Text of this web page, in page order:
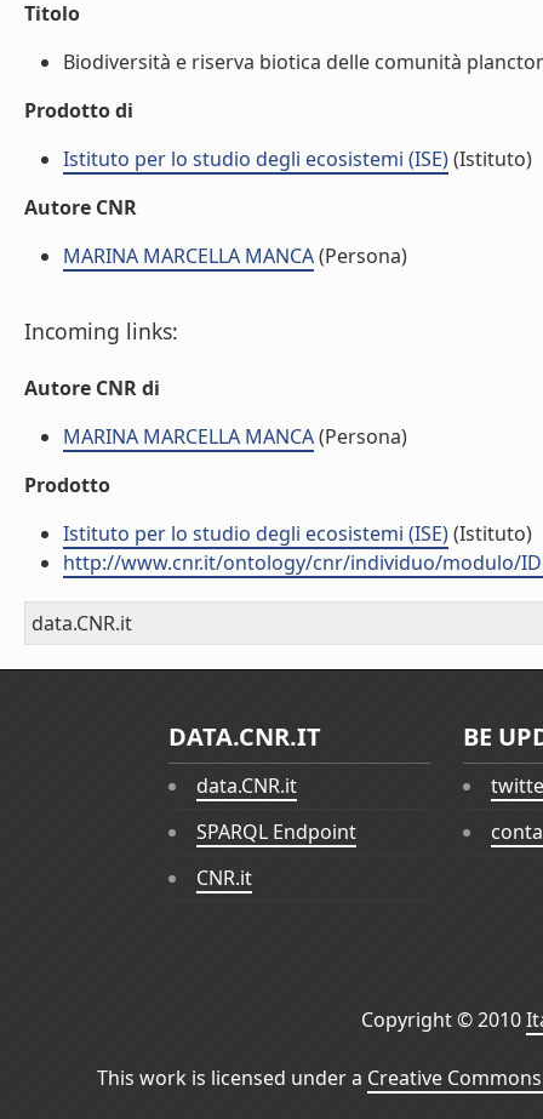
Titolo
Biodiversità e riserva biotica delle comunità
Prodotto di
Istituto per lo studio degli ecosistemi (ISE)(Istituto)
Autore CNR
MARINA MARCELLA MANCA(Persona)
Incoming links:
Autore CNR di
MARINA MARCELLA MANCA(Persona)
Prodotto
Istituto per lo studio degli ecosistemi (ISE)(Istituto)
http://www.cnr.it/ontology/cnr/individuo/modulo/
data.CNR.it
DATA.CNR.IT
data.CNR.it
SPARQL Endpoint
CNR.it
BE
Copyright © 2010
This work is licensed under a Creative